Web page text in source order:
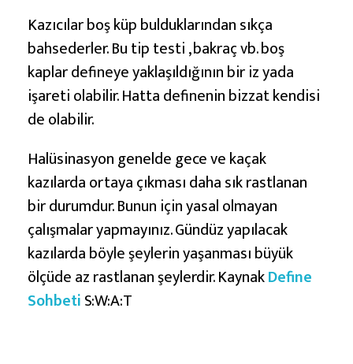
Kazıcılar boş küp bulduklarından sıkça
bahsederler. Bu tip testi , bakraç vb. boş
kaplar defineye yaklaşıldığının bir iz yada
işareti olabilir. Hatta definenin bizzat kendisi
de olabilir.
Halüsinasyon genelde gece ve kaçak
kazılarda ortaya çıkması daha sık rastlanan
bir durumdur. Bunun için yasal olmayan
çalışmalar yapmayınız. Gündüz yapılacak
kazılarda böyle şeylerin yaşanması büyük
ölçüde az rastlanan şeylerdir. KaynakDefine
SohbetiS:W:A:T